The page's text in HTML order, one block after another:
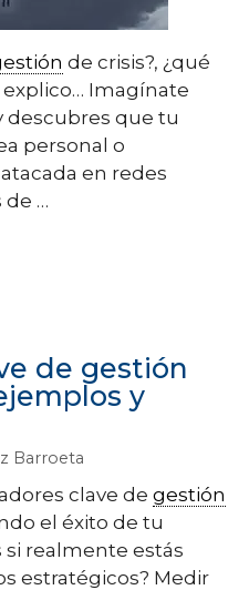
de crisis?, ¿qué
explico… Imagínate
descubres que tu
personal o
en redes
de …
de gestión
y
Barroeta
clave de gestión
el éxito de tu
si realmente estás
estratégicos? Medir